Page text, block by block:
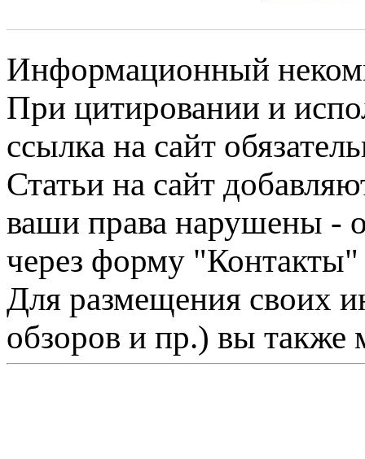
Информационный
При цитировании и
ссылка на сайт
Статьи на сайт
ваши права нарушены -
через форму "Контакты"
Для размещения своих
обзоров и пр.) вы также